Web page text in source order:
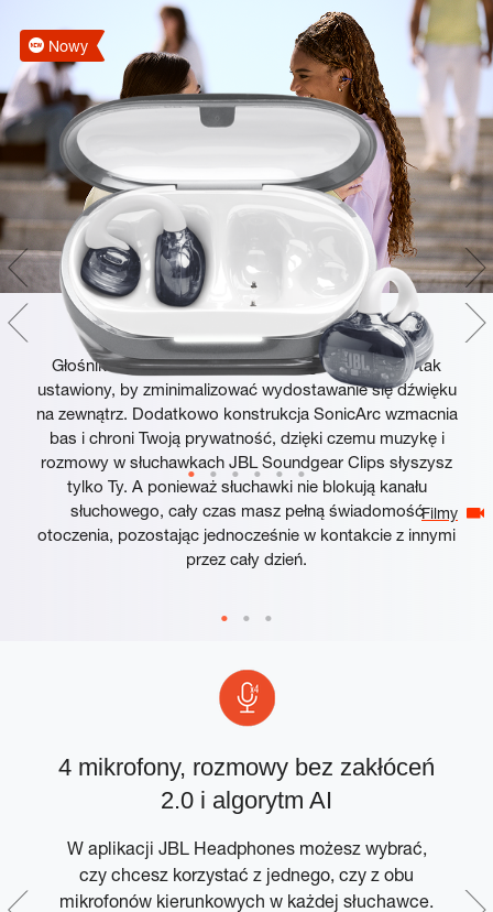
Nowy
Filmy
Technologia JBL OpenSound
Głośnik w słuchawkach JBL Soundgear Clips jest tak
ustawiony, by zminimalizować wydostawanie się dźwięku
na zewnątrz. Dodatkowo konstrukcja SonicArc wzmacnia
bas i chroni Twoją prywatność, dzięki czemu muzykę i
rozmowy w słuchawkach JBL Soundgear Clips słyszysz
tylko Ty. A ponieważ słuchawki nie blokują kanału
słuchowego, cały czas masz pełną świadomość
otoczenia, pozostając jednocześnie w kontakcie z innymi
przez cały dzień.
4 mikrofony, rozmowy bez zakłóceń
2.0 i algorytm AI
W aplikacji JBL Headphones możesz wybrać,
czy chcesz korzystać z jednego, czy z obu
mikrofonów kierunkowych w każdej słuchawce.